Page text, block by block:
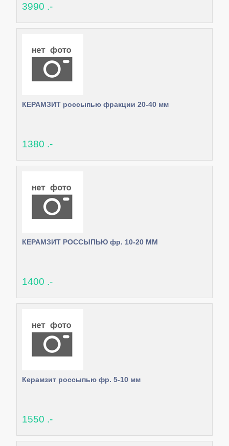
3990 .-
КЕРАМЗИТ россыпью фракции 20-40 мм
1380 .-
КЕРАМЗИТ РОССЫПЬЮ фр. 10-20 ММ
1400 .-
Керамзит россыпью фр. 5-10 мм
1550 .-